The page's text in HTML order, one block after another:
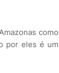
como
por eles é um